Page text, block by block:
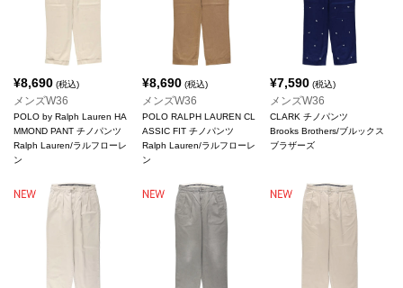
¥8,690 (税込)
メンズW36
POLO by Ralph Lauren HA
MMOND PANT チノパンツ
Ralph Lauren/ラルフローレ
ン
¥8,690(税込)
メンズW36
POLO RALPH LAUREN CL
ASSIC FIT チノパンツ
Ralph Lauren/ラルフローレ
ン
¥7,590 (税込)
メンズW36
CLARK チノパンツ
Brooks Brothers/ブルックス
ブラザーズ